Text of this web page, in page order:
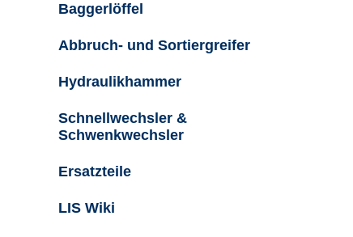
Baggerlöffel
Abbruch- und Sortiergreifer
Hydraulikhammer
Schnellwechsler &
Schwenkwechsler
Ersatzteile
LIS Wiki